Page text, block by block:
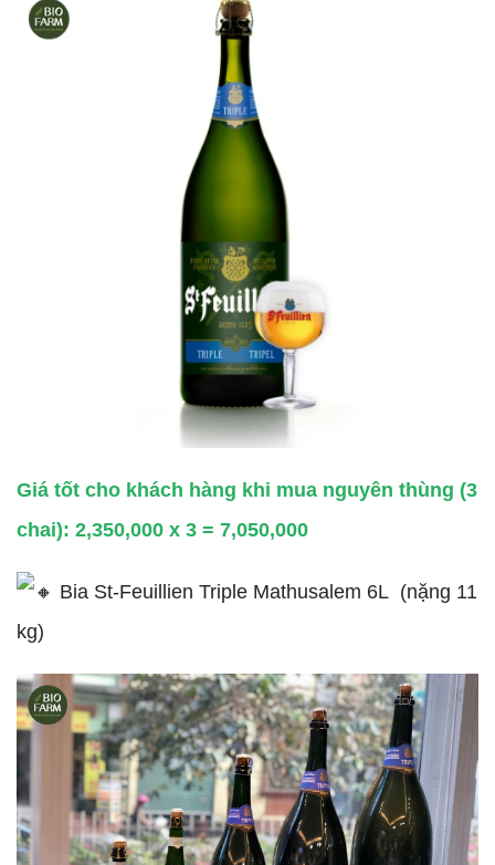
Giá tốt cho khách hàng khi mua nguyên thùng (3
chai): 2,350,000 x 3 = 7,050,000
Bia St-Feuillien Triple Mathusalem 6L (nặng 11
kg)